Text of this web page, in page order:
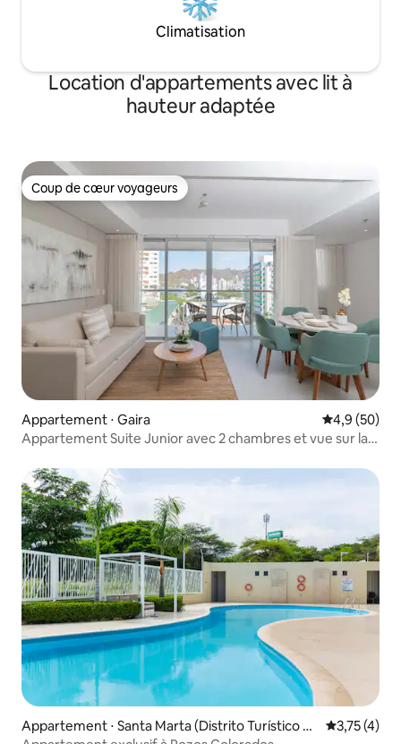
Climatisation
Location d'appartements avec lit à
hauteur adaptée
Coup de cœur voyageurs
Coup de cœur voyageurs
Appartement ⋅ Gaira Évaluation
4,9 (50)
Appartement Suite Junior avec 2 chambres et vue sur la
Appartement ⋅ Santa Marta (Distrito Turístico C
Évaluation
3,75 (4)